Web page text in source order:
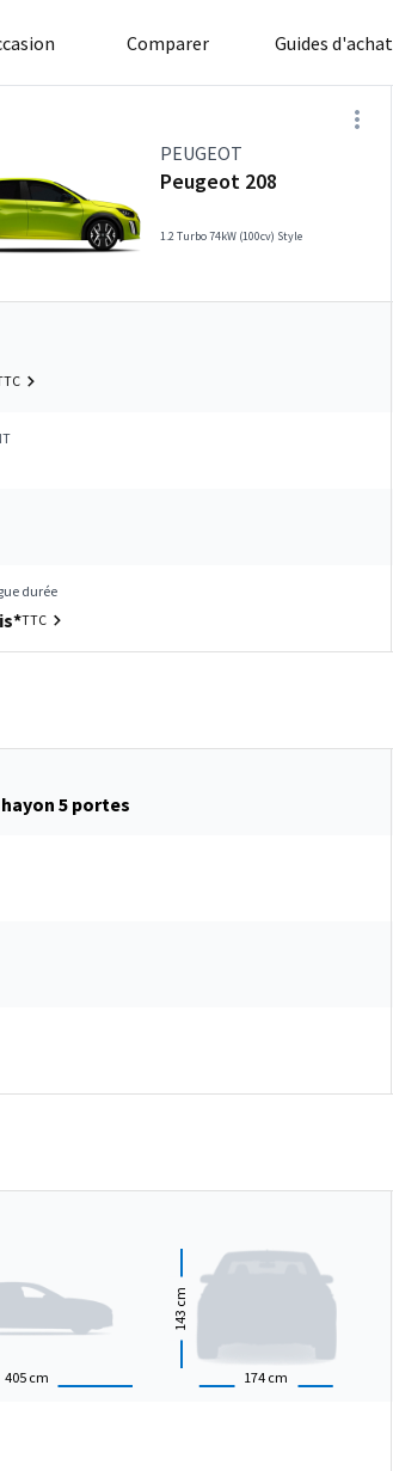
Comparer Guides d'achat
PEUGEOT
Peugeot 208
1.2 Turbo 74kW (100cv) Style
durée
TTC
5 portes
405 cm 174 cm
143
cm